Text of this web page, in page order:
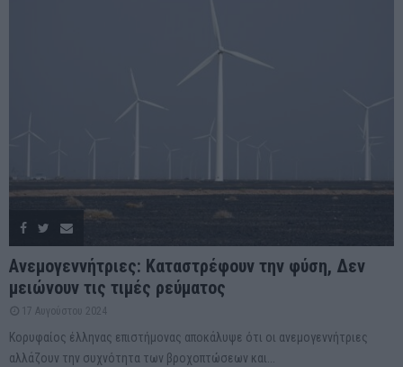
Ανεμογεννήτριες: Καταστρέφουν την φύση, Δεν
μειώνουν τις τιμές ρεύματος
17 Αυγούστου 2024
Κορυφαίος έλληνας επιστήμονας αποκάλυψε ότι οι ανεμογεννήτριες
αλλάζουν την συχνότητα των βροχοπτώσεων και...